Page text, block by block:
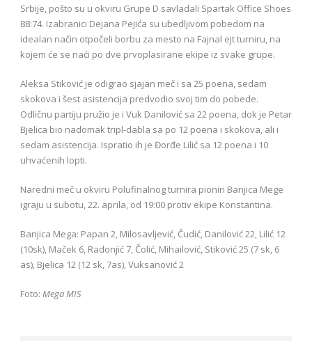
Srbije, pošto su u okviru Grupe D savladali Spartak Office Shoes
88:74. Izabranici Dejana Pejića su ubedljivom pobedom na
idealan način otpočeli borbu za mesto na Fajnal ejt turniru, na
kojem će se naći po dve prvoplasirane ekipe iz svake grupe.
Aleksa Stiković je odigrao sjajan meč i sa 25 poena, sedam
skokova i šest asistencija predvodio svoj tim do pobede.
Odličnu partiju pružio je i Vuk Danilović sa 22 poena, dok je Petar
Bjelica bio nadomak tripl-dabla sa po 12 poena i skokova, ali i
sedam asistencija. Ispratio ih je Đorđe Lilić sa 12 poena i 10
uhvaćenih lopti.
Naredni meč u okviru Polufinalnog turnira pioniri Banjica Mege
igraju u subotu, 22. aprila, od 19:00 protiv ekipe Konstantina.
Banjica Mega: Papan 2, Milosavljević, Čudić, Danilović 22, Lilić 12
(10sk), Maček 6, Radonjić 7, Čolić, Mihailović, Stiković 25 (7 sk, 6
as), Bjelica 12 (12 sk, 7as), Vuksanović 2
Foto: Mega MIS